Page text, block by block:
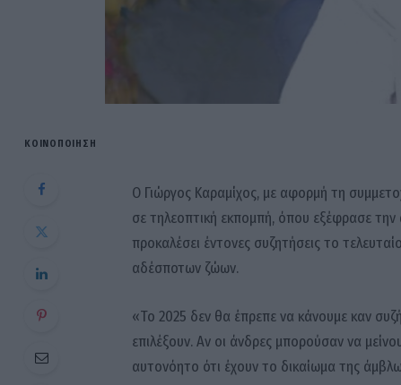
ΚΟΙΝΟΠΟΊΗΣΗ
Ο Γιώργος Καραμίχος, με αφορμή τη
σε τηλεοπτική εκπομπή, όπου εξέφρασε
προκαλέσει έντονες συζητήσεις το
αδέσποτων ζώων.
«Το 2025 δεν θα έπρεπε να κάνουμε καν
επιλέξουν. Αν οι άνδρες μπορούσαν να
αυτονόητο ότι έχουν το δικαίωμα της